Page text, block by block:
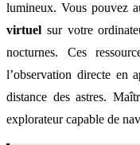
lumineux. Vous pouvez
virtuel sur votre
nocturnes. Ces
l’observation directe en
distance des astres.
explorateur capable de